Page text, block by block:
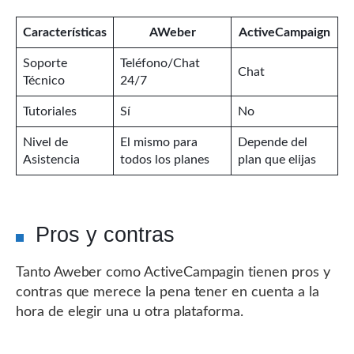
Características AWeber ActiveCampaign
Soporte
Técnico
Teléfono/Chat
24/7
Chat
Tutoriales Sí No
Nivel de
Asistencia
El mismo para
todos los planes
Depende del
plan que elijas
Pros y contras
Tanto Aweber como ActiveCampagin tienen pros y
contras que merece la pena tener en cuenta a la
hora de elegir una u otra plataforma.